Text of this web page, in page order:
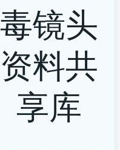
毒镜头
资料共
享库